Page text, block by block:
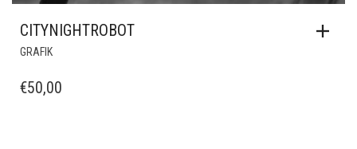
CITYNIGHTROBOT
GRAFIK
€50,00